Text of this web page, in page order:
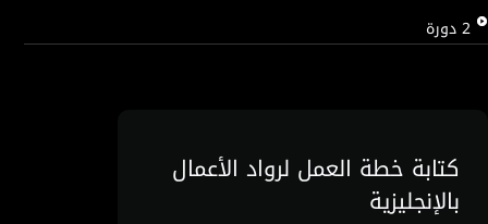
2دورة
كتابة خطة العمل لرواد الأعمال
بالإنجليزية